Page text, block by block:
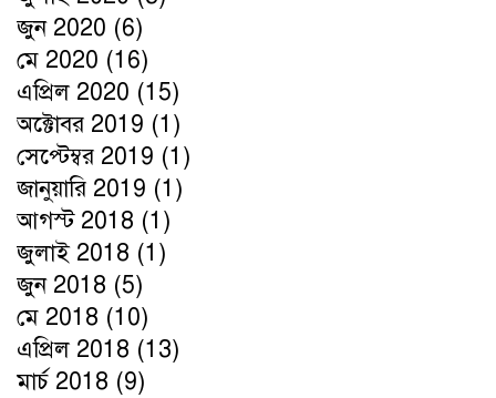
জুন 2020 (6)
মে 2020 (16)
এপ্রিল 2020 (15)
অক্টোবর 2019 (1)
সেপ্টেম্বর 2019 (1)
জানুয়ারি 2019 (1)
আগস্ট 2018 (1)
জুলাই 2018 (1)
জুন 2018 (5)
মে 2018 (10)
এপ্রিল 2018 (13)
মার্চ 2018 (9)